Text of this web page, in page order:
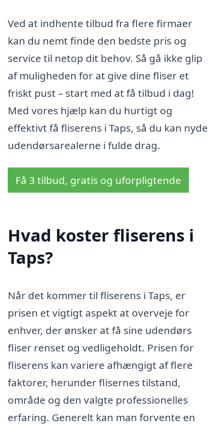
Ved at indhente tilbud fra flere firmaer
kan du nemt finde den bedste pris og
service til netop dit behov. Så gå ikke glip
af muligheden for at give dine fliser et
friskt pust – start med at få tilbud i dag!
Med vores hjælp kan du hurtigt og
effektivt få fliserens i Taps, så du kan nyde
udendørsarealerne i fulde drag.
Få 3 tilbud, gratis og uforpligtende
Hvad koster fliserens i
Taps?
Når det kommer til fliserens i Taps, er
prisen et vigtigt aspekt at overveje for
enhver, der ønsker at få sine udendørs
fliser renset og vedligeholdt. Prisen for
fliserens kan variere afhængigt af flere
faktorer, herunder flisernes tilstand,
område og den valgte professionelles
erfaring. Generelt kan man forvente en